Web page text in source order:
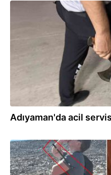
30.07.2026
Adıyaman'da acil
29.07.2026